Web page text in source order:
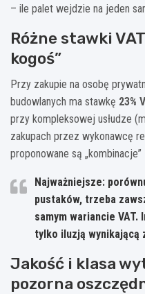
– ile palet wejdzie na jeden
Różne stawki
kogoś”
Przy zakupie na osobę
budowlanych ma stawkę 23%
przy kompleksowej usłudze
zakupach przez wykonawcę
proponowane są
Najważniejsze:
pustaków, trzeba
samym wariancie VAT.
tylko iluzją
Jakość i klasa
pozorna